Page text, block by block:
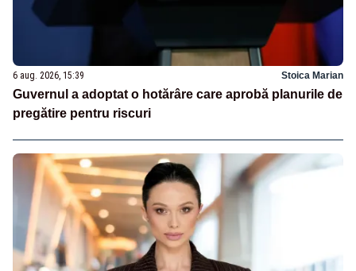
6 aug. 2026, 15:39 Stoica Marian
Guvernul a adoptat o hotărâre care aprobă planurile de
pregătire pentru riscuri